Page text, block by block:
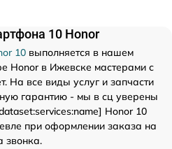
10 Honor
10 выполняется в нашем
Honor в Ижевске мастерами с
На все виды услуг и запчасти
гарантию - мы в сц уверены
Honor 10
при оформлении заказа на
звонка.